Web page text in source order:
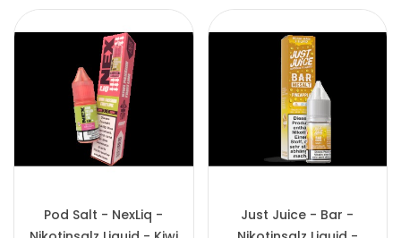
Pod Salt - NexLiq -
Just Juice - Bar -